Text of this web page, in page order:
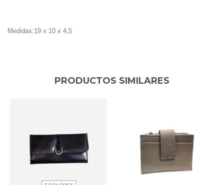
Medidas:19 x 10 x 4,5
PRODUCTOS SIMILARES